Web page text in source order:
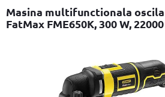
Masina multifunctionala
FatMax FME650K, 300 W,